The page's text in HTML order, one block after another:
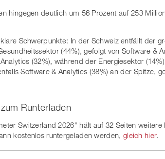
hingegen deutlich um 56 Prozent auf 253
Schwerpunkte: In der Schweiz entfällt der
(44%), gefolgt von Software &
(32%), während der Energiesektor
Software & Analytics (38%) an der Spitze,
Runterladen
Switzerland 2026" hält auf 32 Seiten weitere
kostenlos runtergeladen werden, gleich hier.